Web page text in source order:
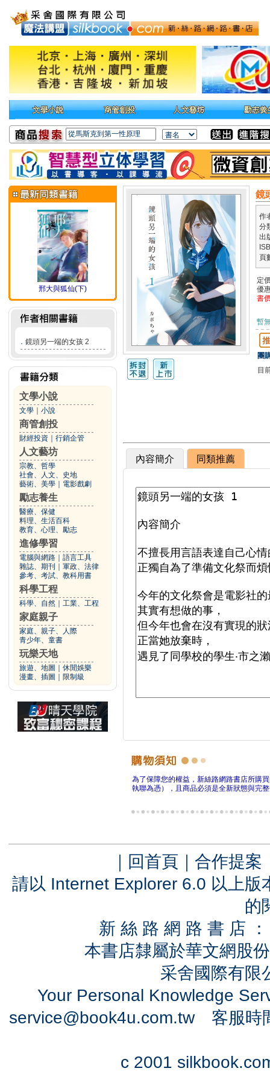
邢大與狐仙(下)
． 鏡頭另一端的女孩 2
文學小說
文學 小說
商管創投
財經投資 行銷企管
人文藝坊
宗教、哲學
社會、人文、史地
藝術、美學
電影戲劇
勵志養生
醫療、保健
料理、生活百科
教育、心理、勵志
進修學習
電腦與網路
語言工具
雜誌、期刊
軍政、法律
參考、考試、教科用書
科學工程
科學、自然 工業、工程
家庭親子
家庭、親子、人際
青少年、童書
玩樂天地
旅遊、地圖
休閒娛樂
漫畫、插圖
限制級
鏡
作
分
出
頁
定
優
書
暫
團
目
內容簡介 同類推薦
為了保障您的權益，新絲路網路書店所購
執聯為憑），且商品必須是全新狀態與完
｜ 回首頁 ｜ 合作提案
請以 Internet Explorer 6.0 以上
的
新 絲 路 網 路 書 店
本書店隸屬於華文網股
采舍國際有
Your Personal Knowledge
service@book4u.com.tw客服時
c 2001